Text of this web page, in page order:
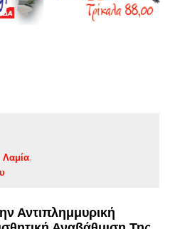
Λαμία
Αντιπλημμυρική